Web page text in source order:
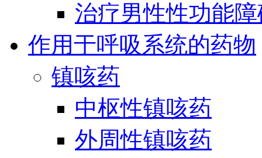
治疗男性性功能
作用于呼吸系统的药物
镇咳药
中枢性镇咳药
外周性镇咳药